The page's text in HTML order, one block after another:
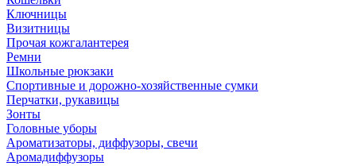
Ключницы
Визитницы
Прочая кожгалантерея
Ремни
Школьные рюкзаки
Спортивные и дорожно-хозяйственные сумки
Перчатки, рукавицы
Зонты
Головные уборы
Ароматизаторы, диффузоры, свечи
Аромадиффузоры